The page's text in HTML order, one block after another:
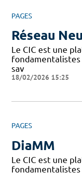
PAGES
Réseau
Le CIC est une
sav
18/02/2026 15:25
PAGES
DiaMM
Le CIC est une